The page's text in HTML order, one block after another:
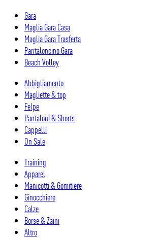
Salta
contenuto
Gara
Maglia Gara Casa
Maglia Gara Trasferta
Pantaloncino Gara
Beach Volley
Abbigliamento
Magliette & top
Felpe
Pantaloni & Shorts
Cappelli
On Sale
Training
Apparel
Manicotti & Gomitiere
Ginocchiere
Calze
Borse & Zaini
Altro